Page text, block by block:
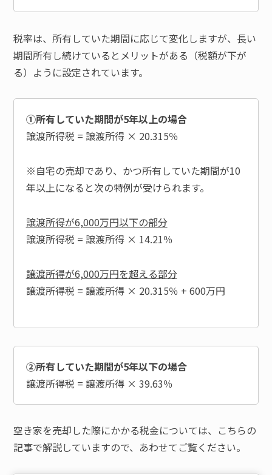
税率は、所有していた期間に応じて変化しますが、長い
期間所有し続けているとメリットがある（税額が下が
る）ように設定されています。
①所有していた期間が5年以上の場合
譲渡所得税 = 譲渡所得 × 20.315％
※自宅の売却であり、かつ所有していた期間が10
年以上になると次の特例が受けられます。
譲渡所得が6,000万円以下の部分
譲渡所得税 = 譲渡所得 × 14.21％
譲渡所得が6,000万円を超える部分
譲渡所得税 = 譲渡所得 × 20.315％ + 600万円
②所有していた期間が5年以下の場合
譲渡所得税 = 譲渡所得 × 39.63％
空き家を売却した際にかかる税金については、こちらの
記事で解説していますので、あわせてご覧ください。